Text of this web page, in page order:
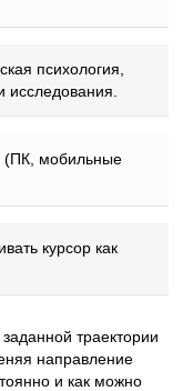
психология,
исследования.
(ПК, мобильные
курсор как
траектории
направление
и как можно